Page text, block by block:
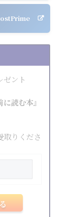
ゼント
読む本』
取りくださ